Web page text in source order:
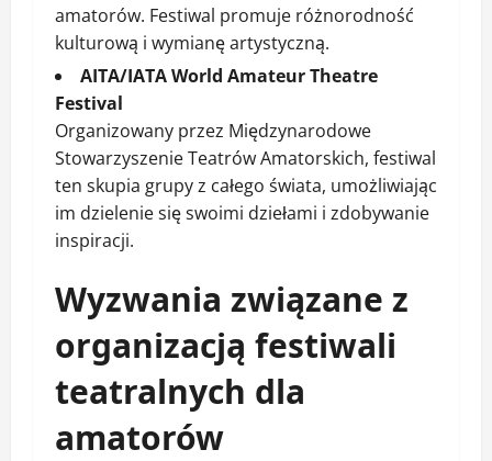
amatorów. Festiwal promuje różnorodność
kulturową i wymianę artystyczną.
AITA/IATA World Amateur Theatre
Festival
Organizowany przez Międzynarodowe
Stowarzyszenie Teatrów Amatorskich, festiwal
ten skupia grupy z całego świata, umożliwiając
im dzielenie się swoimi dziełami i zdobywanie
inspiracji.
Wyzwania związane z
organizacją festiwali
teatralnych dla
amatorów